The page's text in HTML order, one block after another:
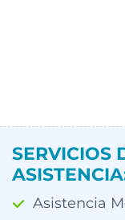
SERVICIOS
Asistencia